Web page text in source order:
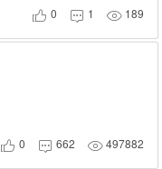
 0  1  189
 0  662 497882